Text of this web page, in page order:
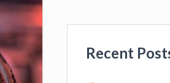
Recent